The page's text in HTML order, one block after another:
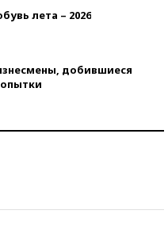
лета – 2026
добившиеся